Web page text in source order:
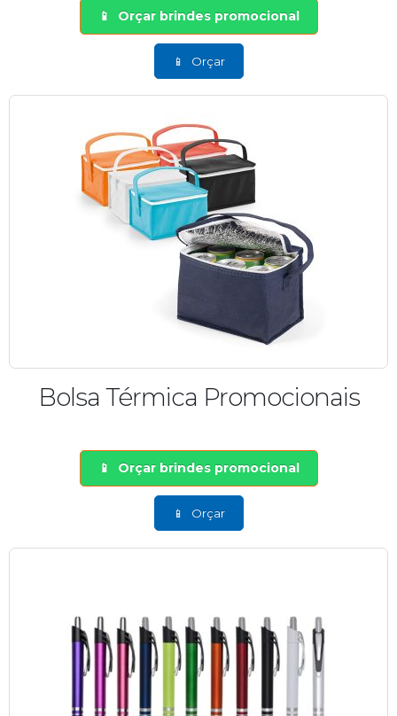
Orçar brindes promocional
Orçar
Bolsa Térmica Promocionais
Orçar brindes promocional
Orçar